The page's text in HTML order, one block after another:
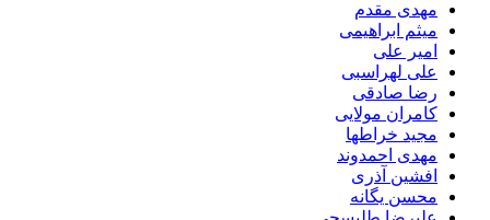
مهدی مقدم
میثم ابراهیمی
امیر علی
علی لهراسبی
رضا صادقی
کامران مولایی
مجید خراطها
مهدی احمدوند
افشین آذری
محسن یگانه